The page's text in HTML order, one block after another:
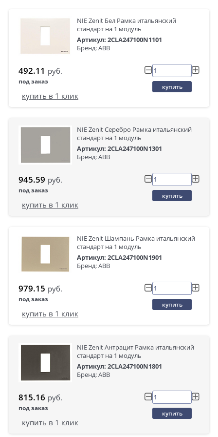
NIE Zenit Бел Рамка итальянский
стандарт на 1 модуль
Артикул: 2CLA247100N1101
Бренд: ABB
492.11 руб.
под заказ
купить
купить в 1 клик
NIE Zenit Серебро Рамка итальянский
стандарт на 1 модуль
Артикул: 2CLA247100N1301
Бренд: ABB
945.59 руб.
под заказ
купить
купить в 1 клик
NIE Zenit Шампань Рамка итальянский
стандарт на 1 модуль
Артикул: 2CLA247100N1901
Бренд: ABB
979.15 руб.
под заказ
купить
купить в 1 клик
NIE Zenit Антрацит Рамка итальянский
стандарт на 1 модуль
Артикул: 2CLA247100N1801
Бренд: ABB
815.16 руб.
под заказ
купить
купить в 1 клик